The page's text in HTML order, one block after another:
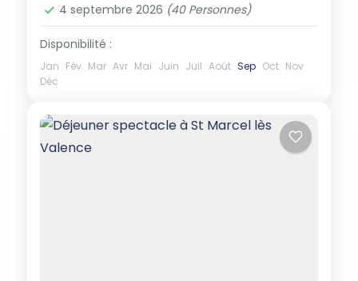
4 septembre 2026 (40 Personnes)
Disponibilité :
Jan Fév Mar Avr Mai Juin Juil Août Sep Oct Nov
Déc